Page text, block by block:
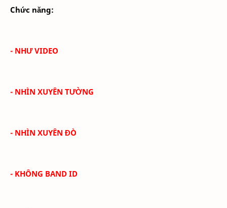
Chức năng:
- NHƯ VIDEO
- NHÌN XUYÊN TƯỜNG
- NHÌN XUYÊN ĐÒ
- KHÔNG BAND ID